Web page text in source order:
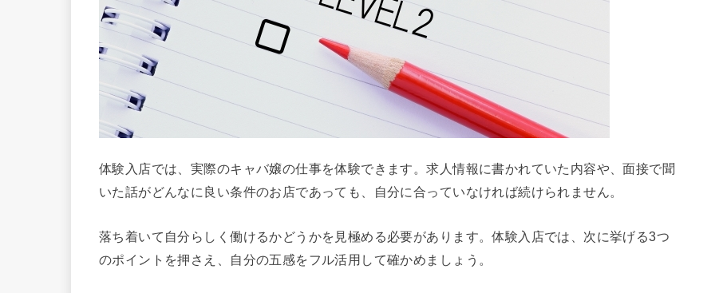
体験入店では、実際のキャバ嬢の仕事を体験できます。求人情報に書かれていた内容や、面接で聞
いた話がどんなに良い条件のお店であっても、自分に合っていなければ続けられません。
落ち着いて自分らしく働けるかどうかを見極める必要があります。体験入店では、次に挙げる3つ
のポイントを押さえ、自分の五感をフル活用して確かめましょう。